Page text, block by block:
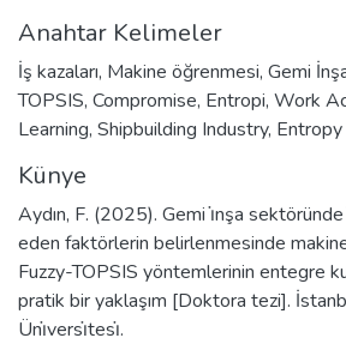
Anahtar Kelimeler
İş kazaları, Makine öğrenmesi, Gemi
TOPSIS, Compromise, Entropi, Work
Learning, Shipbuilding Industry, Entropy
Künye
Aydın, F. (2025). Gemi i̇nşa
eden faktörlerin belirlenmesinde
Fuzzy-TOPSIS yöntemlerinin entegre
pratik bir yaklaşım [Doktora tezi].
Üni̇versi̇tesi̇.